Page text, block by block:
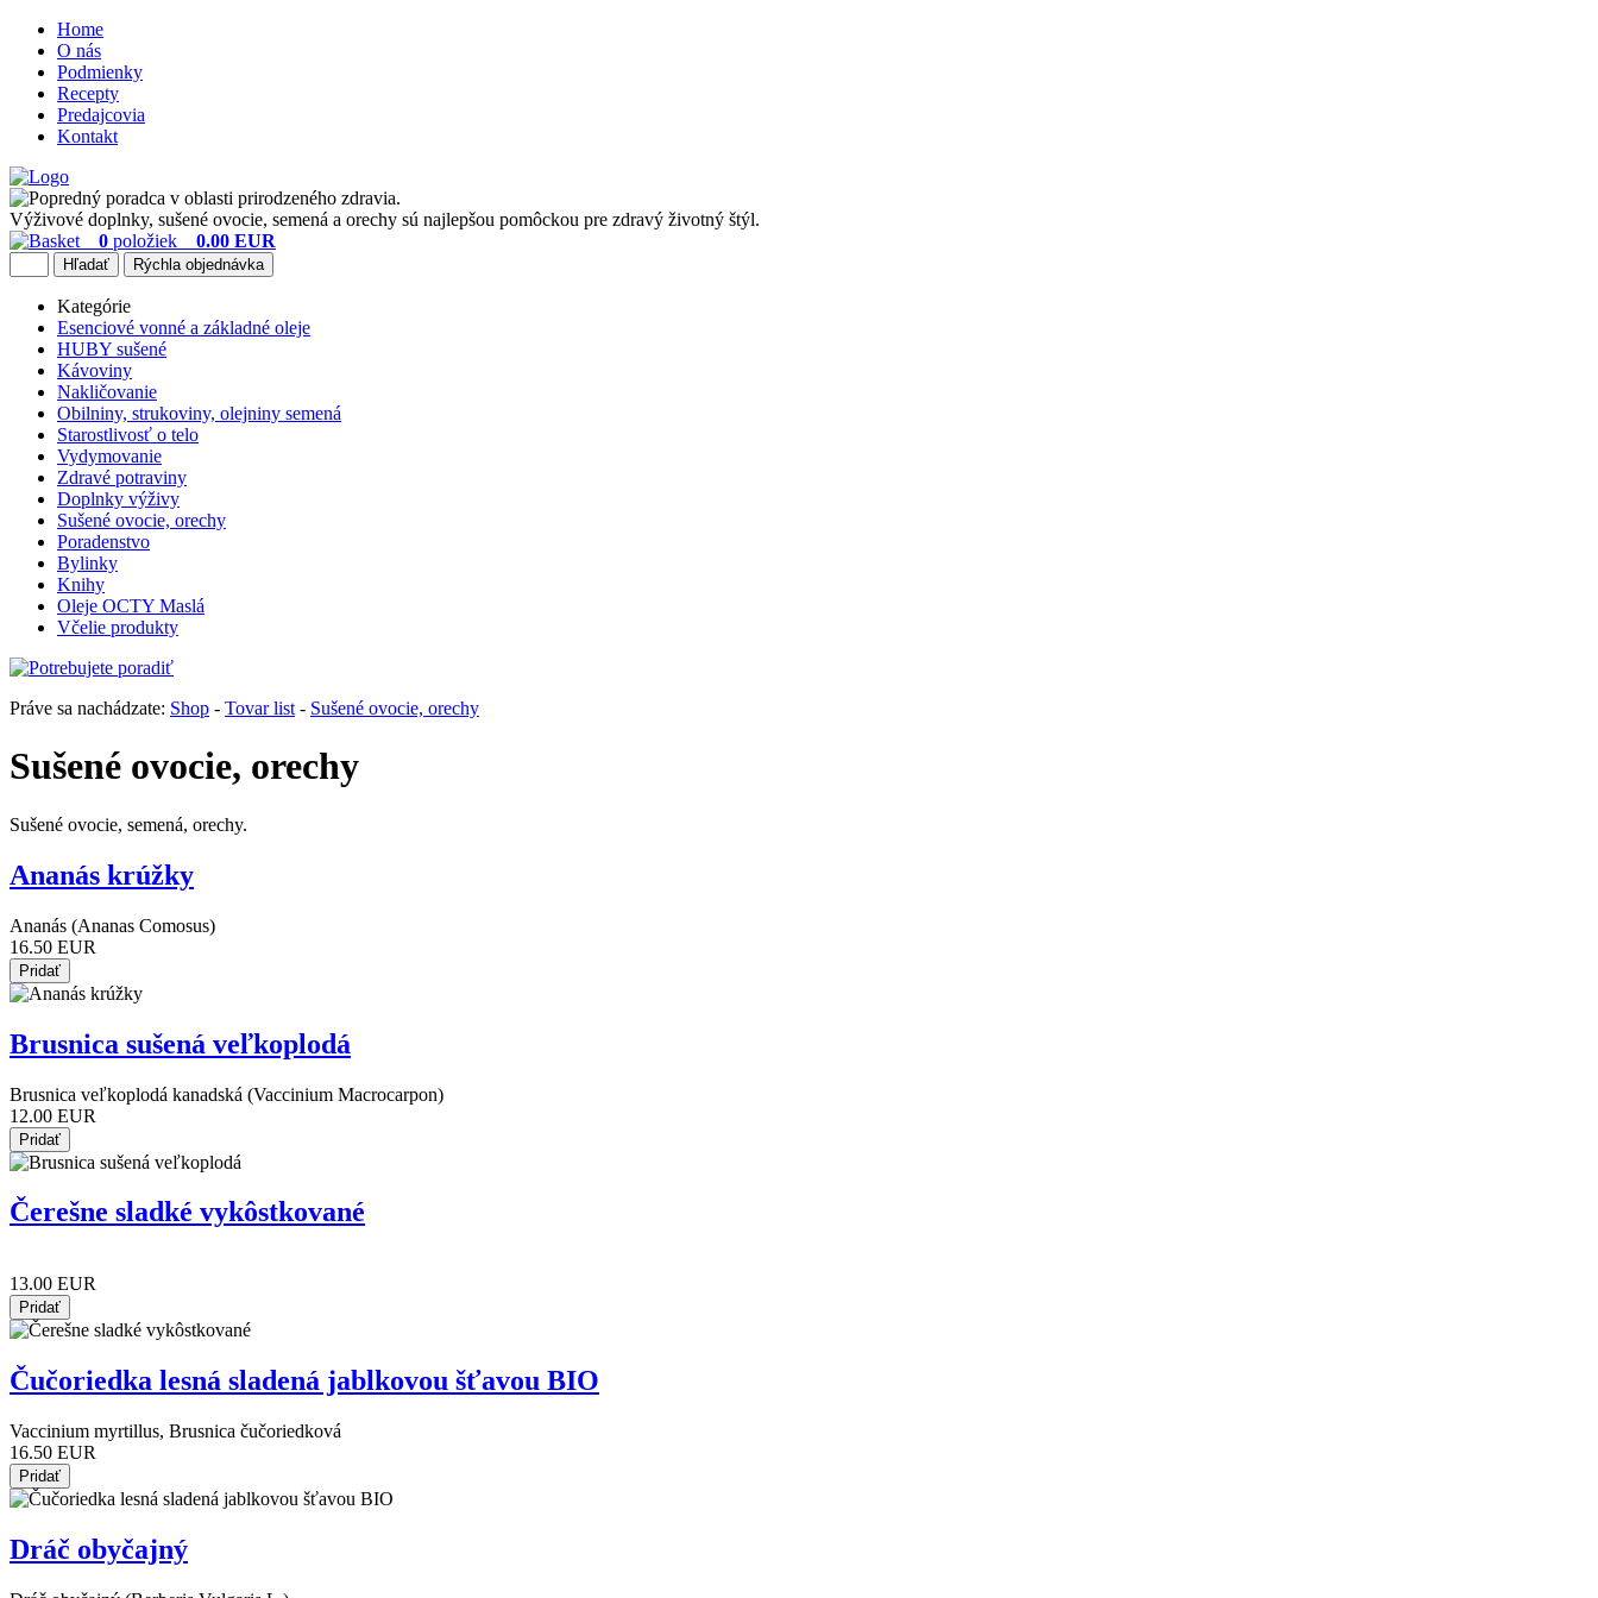
Home
O nás
Podmienky
Recepty
Predajcovia
Kontakt
Výživové doplnky, sušené ovocie, semená a orechy sú najlepšou pomôckou pre zdravý životný štýl.
0 položiek 0.00 EUR
Kategórie
Esenciové vonné a základné oleje
HUBY sušené
Kávoviny
Nakličovanie
Obilniny, strukoviny, olejniny semená
Starostlivosť o telo
Vydymovanie
Zdravé potraviny
Doplnky výživy
Sušené ovocie, orechy
Poradenstvo
Bylinky
Knihy
Oleje OCTY Maslá
Včelie produkty
Práve sa nachádzate: Shop - Tovar list - Sušené ovocie, orechy
Sušené ovocie, orechy
Sušené ovocie, semená, orechy.
Ananás krúžky
Ananás (Ananas Comosus)
16.50 EUR
Brusnica sušená veľkoplodá
Brusnica veľkoplodá kanadská (Vaccinium Macrocarpon)
12.00 EUR
Čerešne sladké vykôstkované
13.00 EUR
Čučoriedka lesná sladená jablkovou šťavou BIO
Vaccinium myrtillus, Brusnica čučoriedková
16.50 EUR
Dráč obyčajný